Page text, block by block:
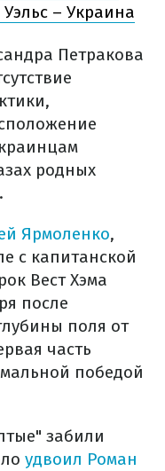
– Украина
Петракова
родных
Ярмоленко,
с капитанской
Вест Хэма
после
поля от
часть
победой
забили
удвоил Роман